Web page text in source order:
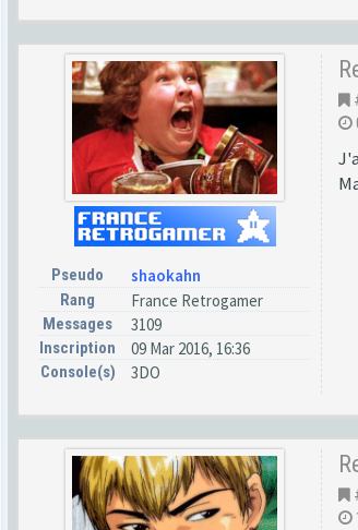
Pseudo shaokahn
Rang France Retrogamer
Messages 3109
Inscription 09 Mar 2016, 16:36
Console(s) 3DO